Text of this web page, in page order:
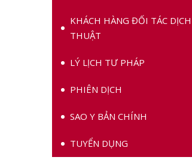
KHÁCH HÀNG ĐỐI TÁC DỊCH
THUẬT
LÝ LỊCH TƯ PHÁP
PHIÊN DỊCH
SAO Y BẢN CHÍNH
TUYỂN DỤNG